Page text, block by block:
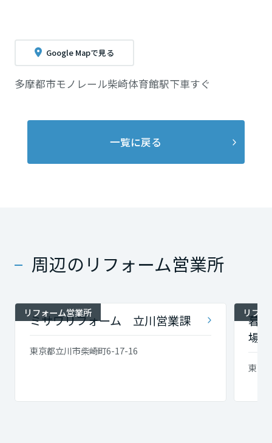
Google Mapで見る
多摩都市モノレール柴崎体育館駅下車すぐ
一覧に戻る
周辺のリフォーム営業所
リフォーム営業所
ミサワリフォーム 立川営業課
東京都立川市柴崎町6-17-16
リフ
暮
場
東京